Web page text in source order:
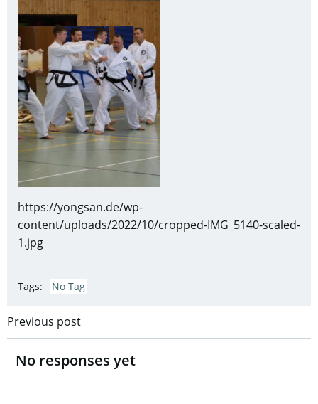
https://yongsan.de/wp-
content/uploads/2022/10/cropped-IMG_5140-scaled-
1.jpg
Tags: No Tag
Post
navigation
Previous post
No responses yet